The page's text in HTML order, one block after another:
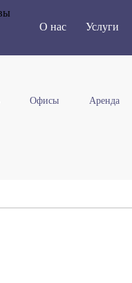
О нас Услуги
Офисы Аренда